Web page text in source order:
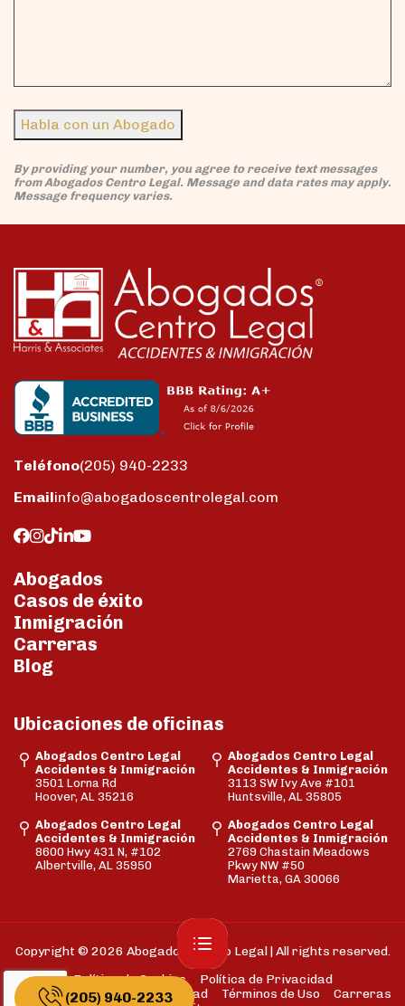
(205) 940-2233
Habla con un Abogado
By providing your number, you agree to receive text messages
from Abogados Centro Legal. Message and data rates may apply.
Message frequency varies.
Teléfono(205) 940-2233
Emailinfo@abogadoscentrolegal.com
Abogados
Casos de éxito
Inmigración
Carreras
Blog
Ubicaciones de oficinas
Abogados Centro Legal
Accidentes & Inmigración
3501 Lorna Rd
Hoover, AL 35216
Abogados Centro Legal
Accidentes & Inmigración
3113 SW Ivy Ave #101
Huntsville, AL 35805
Abogados Centro Legal
Accidentes & Inmigración
8600 Hwy 431 N, #102
Albertville, AL 35950
Abogados Centro Legal
Accidentes & Inmigración
2769 Chastain Meadows
Pkwy NW #50
Marietta, GA 30066
Copyright © 2026 Abogados Centro Legal | All rights reserved.
Política de Cookies
Política de Privacidad
Descargo de Responsabilidad
Términos de Uso
Carreras